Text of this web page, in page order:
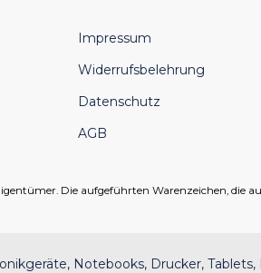
Impressum
Widerrufsbelehrung
Datenschutz
AGB
Die aufgeführten Warenzeichen, die
Notebooks, Drucker,